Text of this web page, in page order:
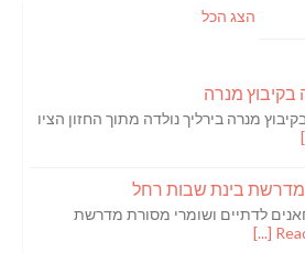
הצג הכל
בקיבוץ מנרה
מנרה בירליך נולדה מתוך החזון הציו
| מדרשת בינת שבות רחל
לדתיים ושומרי מסורת מדרשת